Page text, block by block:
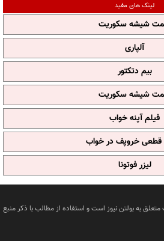
لینک های مفید
شیشه سکوریت
آلپاری
بیم دتکتور
شیشه سکوریت
فیلم آپنه خواب
قطعی خروپف در خواب
لیزر فوتونا
به بولتن نیوز است و استفاده از مطالب با ذکر منبع